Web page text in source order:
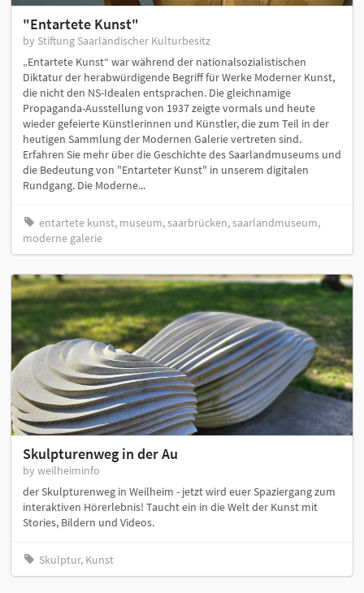
"Entartete Kunst"
by Stiftung Saarländischer Kulturbesitz
„Entartete Kunst“ war während der nationalsozialistischen
Diktatur der herabwürdigende Begriff für Werke Moderner Kunst,
die nicht den NS-Idealen entsprachen. Die gleichnamige
Propaganda-Ausstellung von 1937 zeigte vormals und heute
wieder gefeierte Künstlerinnen und Künstler, die zum Teil in der
heutigen Sammlung der Modernen Galerie vertreten sind.
Erfahren Sie mehr über die Geschichte des Saarlandmuseums und
die Bedeutung von "Entarteter Kunst" in unserem digitalen
Rundgang. Die Moderne...
entartete kunst, museum, saarbrücken, saarlandmuseum,
moderne galerie
Skulpturenweg in der Au
by weilheiminfo
der Skulpturenweg in Weilheim - jetzt wird euer Spaziergang zum
interaktiven Hörerlebnis! Taucht ein in die Welt der Kunst mit
Stories, Bildern und Videos.
Skulptur, Kunst